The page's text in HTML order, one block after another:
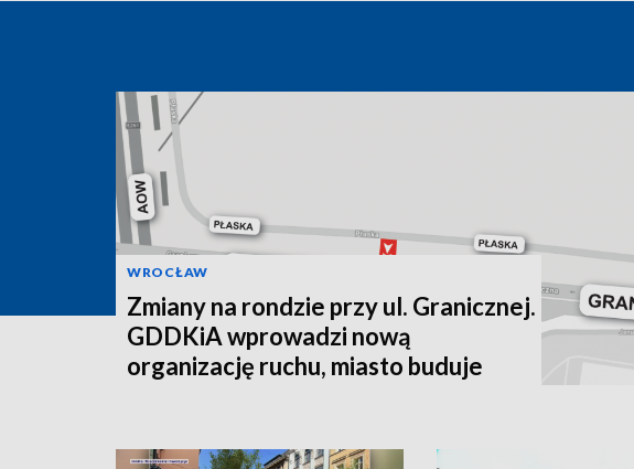
WROCŁAW
Zmiany na rondzie przy ul. Granicznej.
GDDKiA wprowadzi nową
organizację ruchu, miasto buduje